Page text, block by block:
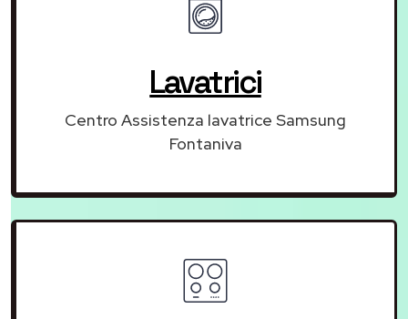
Lavatrici
Centro Assistenza lavatrice Samsung
Fontaniva